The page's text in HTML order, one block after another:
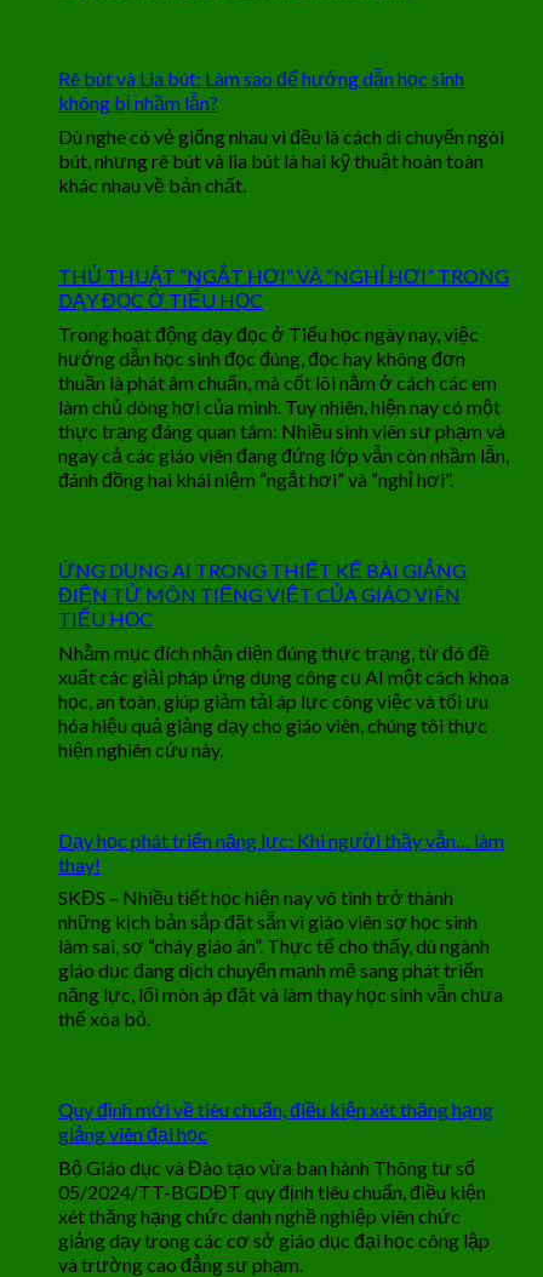
Rê bút và Lia bút: Làm sao để hướng dẫn học sinh
không bị nhầm lẫn?
Dù nghe có vẻ giống nhau vì đều là cách di chuyển ngòi
bút, nhưng rê bút và lia bút là hai kỹ thuật hoàn toàn
khác nhau về bản chất.
THỦ THUẬT “NGẮT HƠI” VÀ “NGHỈ HƠI” TRONG
DẠY ĐỌC Ở TIỂU HỌC
Trong hoạt động dạy đọc ở Tiểu học ngày nay, việc
hướng dẫn học sinh đọc đúng, đọc hay không đơn
thuần là phát âm chuẩn, mà cốt lõi nằm ở cách các em
làm chủ dòng hơi của mình. Tuy nhiên, hiện nay có một
thực trạng đáng quan tâm: Nhiều sinh viên sư phạm và
ngay cả các giáo viên đang đứng lớp vẫn còn nhầm lẫn,
đánh đồng hai khái niệm “ngắt hơi” và “nghỉ hơi”.
ỨNG DỤNG AI TRONG THIẾT KẾ BÀI GIẢNG
ĐIỆN TỬ MÔN TIẾNG VIỆT CỦA GIÁO VIÊN
TIỂU HỌC
Nhằm mục đích nhận diện đúng thực trạng, từ đó đề
xuất các giải pháp ứng dụng công cụ AI một cách khoa
học, an toàn, giúp giảm tải áp lực công việc và tối ưu
hóa hiệu quả giảng dạy cho giáo viên, chúng tôi thực
hiện nghiên cứu này.
Dạy học phát triển năng lực: Khi người thầy vẫn… làm
thay!
SKĐS – Nhiều tiết học hiện nay vô tình trở thành
những kịch bản sắp đặt sẵn vì giáo viên sợ học sinh
làm sai, sợ “cháy giáo án”. Thực tế cho thấy, dù ngành
giáo dục đang dịch chuyển mạnh mẽ sang phát triển
năng lực, lối mòn áp đặt và làm thay học sinh vẫn chưa
thể xóa bỏ.
Quy định mới về tiêu chuẩn, điều kiện xét thăng hạng
giảng viên đại học
Bộ Giáo dục và Đào tạo vừa ban hành Thông tư số
05/2024/TT-BGDĐT quy định tiêu chuẩn, điều kiện
xét thăng hạng chức danh nghề nghiệp viên chức
giảng dạy trong các cơ sở giáo dục đại học công lập
và trường cao đẳng sư phạm.